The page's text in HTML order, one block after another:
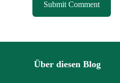
Über diesen Blog